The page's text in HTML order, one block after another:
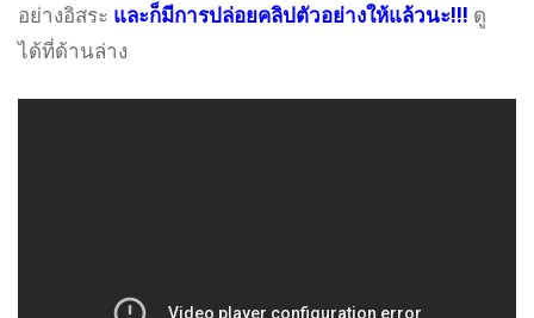
อย่างอิสระ และก็มีการปล่อยคลิปตัวอย่างให้แล้วนะ!!! ดู
ได้ที่ด้านล่าง